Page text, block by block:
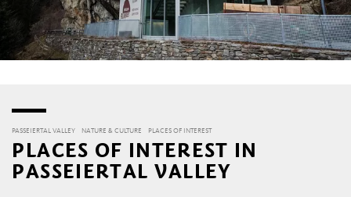
PASSEIERTAL VALLEY NATURE & CULTURE PLACES OF INTEREST
PLACES OF INTEREST IN
PASSEIERTAL VALLEY